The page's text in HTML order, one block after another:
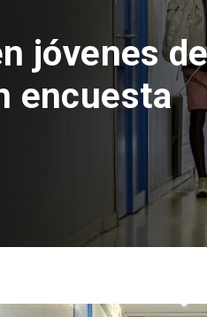
del Parque
inversión